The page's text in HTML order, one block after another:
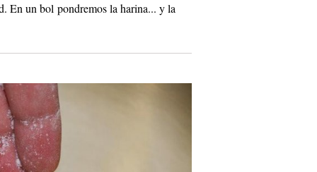
En un bol pondremos la harina... y la